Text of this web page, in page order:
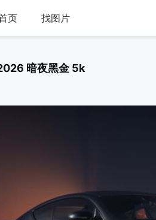
页 找图片
暗夜黑金 5k